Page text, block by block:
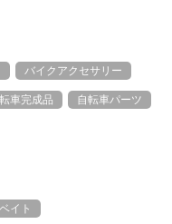
バイクアクセサリー
車完成品 自転車パーツ
イト